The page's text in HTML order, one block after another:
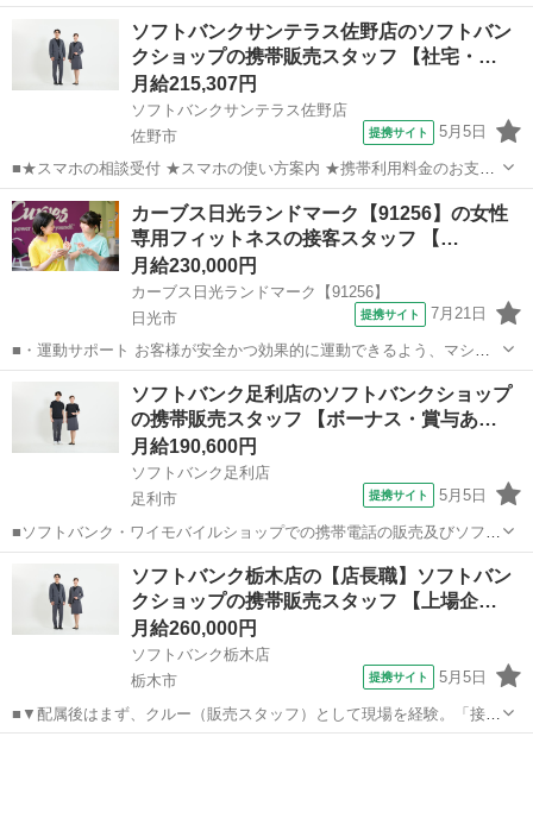
い受付 ★プラン見直し ★商品サービスのご案内、変更手続き ★故障
した携帯電話の修理取次 ★Paypay等のご案内 ★インターネットのご
相談・ご契約 ≪入社...
その他
ソフトバンクサンテラス佐野店のソフトバン
クショップの携帯販売スタッフ 【社宅・…
月給215,307円
ソフトバンクサンテラス佐野店
佐野市
提携サイト 5月5日
■★スマホの相談受付 ★スマホの使い方案内 ★携帯利用料金のお支払
い受付 ★プラン見直し ★商品サービスのご案内、変更手続き ★故障
した携帯電話の修理取次 ★Paypay等のご案内 ★インターネットのご
相談・ご契約 ≪入社...
栃木 佐野市 その他
カーブス日光ランドマーク【91256】の女性
専用フィットネスの接客スタッフ 【…
月給230,000円
カーブス日光ランドマーク【91256】
日光市
提携サイト 7月21日
■・運動サポート お客様が安全かつ効果的に運動できるよう、マシン
の使い方をアドバイスします。運動が初めての方や苦手な方がほとん
どなので、難しい指導はありません。「今日はこの動きを意識しまし
ょう！」といったお声がけをしながら、...
その他
ソフトバンク足利店のソフトバンクショップ
の携帯販売スタッフ 【ボーナス・賞与あ…
月給190,600円
ソフトバンク足利店
足利市
提携サイト 5月5日
■ソフトバンク・ワイモバイルショップでの携帯電話の販売及びソフト
バンク光の受付 ★オススメ機種のご案内やお客様のニーズにあった機
能・プランのご提案 ★商品やプランについての知識は丁寧な指導・研
修あり ★女性スタッフが多数活躍...
その他
ソフトバンク栃木店の【店長職】ソフトバン
クショップの携帯販売スタッフ 【上場企…
月給260,000円
ソフトバンク栃木店
栃木市
提携サイト 5月5日
■▼配属後はまず、クルー（販売スタッフ）として現場を経験。「接客
業務」「カウンター業務」「店舗業務」に携わっていただきます。 ▼